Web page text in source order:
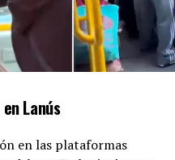
Lanús
en las plataformas